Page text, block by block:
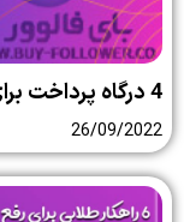
4 درگاه پرداخت برای فروشگاه های اینستاگرامی
26/09/2022